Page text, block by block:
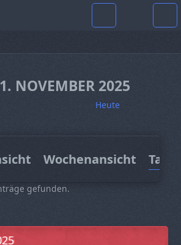
NOVEMBER 2025
Heute
Wochenansicht
gefunden.